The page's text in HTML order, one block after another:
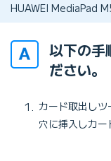
HUAWEI MediaPad
以下の手
ださい。
カード取出し
穴に挿入しカー